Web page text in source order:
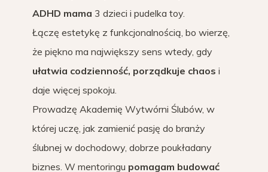
ADHD mama 3 dzieci i pudelka toy.
Łączę estetykę z funkcjonalnością, bo wierzę,
że piękno ma największy sens wtedy, gdy
ułatwia codzienność, porządkuje chaos i
daje więcej spokoju.
Prowadzę Akademię Wytwórni Ślubów, w
której uczę, jak zamienić pasję do branży
ślubnej w dochodowy, dobrze poukładany
biznes. W mentoringu pomagam budować